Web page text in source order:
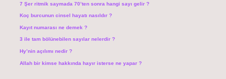
7 Şer ritmik saymada 70’ten sonra hangi sayı gelir ?
Koç burcunun cinsel hayatı nasıldır ?
Kayıt numarası ne demek ?
3 ile tam bölünebilen sayılar nelerdir ?
Hy’nin açılımı nedir ?
Allah bir kimse hakkında hayır isterse ne yapar ?